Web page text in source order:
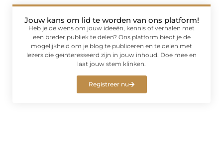
Jouw kans om lid te worden van ons platform!
Heb je de wens om jouw ideeën, kennis of verhalen met
een breder publiek te delen? Ons platform biedt je de
mogelijkheid om je blog te publiceren en te delen met
lezers die geïnteresseerd zijn in jouw inhoud. Doe mee en
laat jouw stem klinken.
Registreer nu